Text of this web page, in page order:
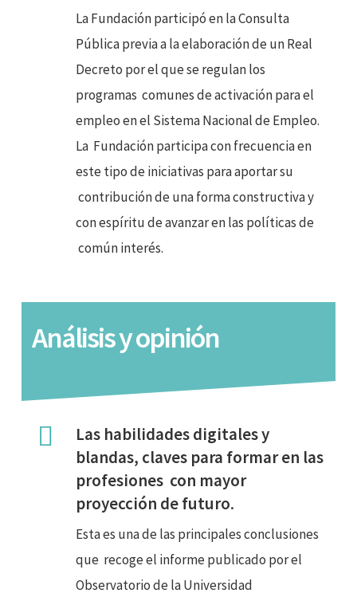
La Fundación participó en la Consulta
Públicaprevia a la elaboración de un Real
Decreto por el que se regulan los
programas comunes de activación para el
empleo en el Sistema Nacional de Empleo.
La Fundación participa con frecuencia en
este tipo de iniciativas para aportar su
contribución de una forma constructiva y
con espíritu de avanzar en las políticas de
común interés.
Análisis y opinión
Las habilidades digitales y
blandas, claves para formar en las
profesiones con mayor
proyección de futuro.
Esta es una de las principales conclusiones
que recoge el informe publicado por el
Observatorio de la Universidad